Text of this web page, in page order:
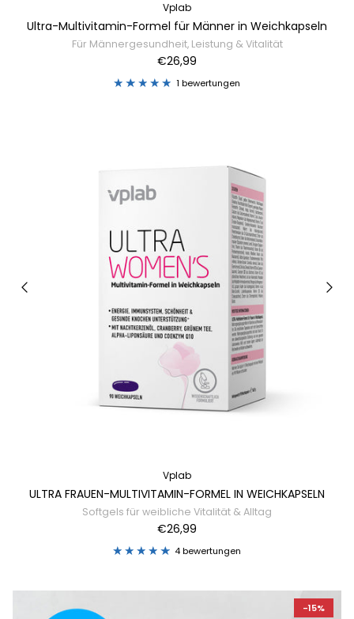
Vplab
Ultra-Multivitamin-Formel für Männer in Weichkapseln
Für Männergesundheit, Leistung & Vitalität
€26,99
1 bewertungen
Vplab
ULTRA FRAUEN-MULTIVITAMIN-FORMEL IN WEICHKAPSELN
Softgels für weibliche Vitalität & Alltag
€26,99
4 bewertungen
-15%